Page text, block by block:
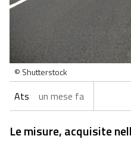
© Shutterstock
Ats un mese fa
Le misure, acquisite